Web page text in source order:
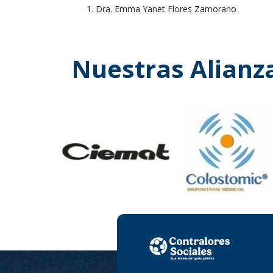
Dra. Emma Yanet Flores Zamorano
Nuestras